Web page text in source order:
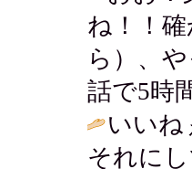
ね！！
ら）、
話で5時
いいね
それに